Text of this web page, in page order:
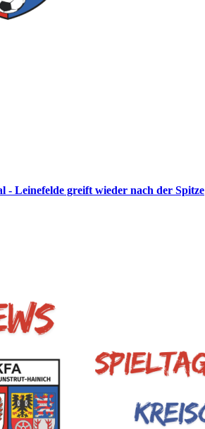
Leinefelde greift wieder nach der Spitze